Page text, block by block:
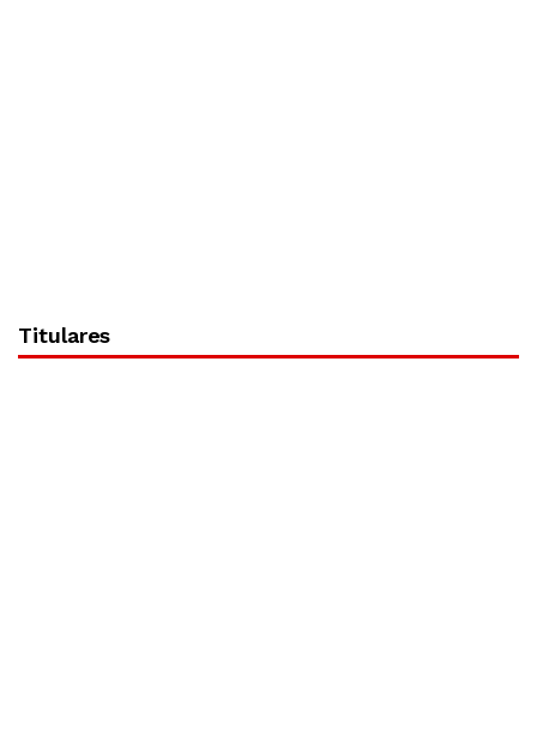
Titulares